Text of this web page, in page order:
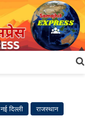
नई दिल्ली राजस्थान